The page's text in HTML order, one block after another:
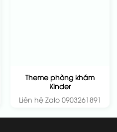
Theme phòng khám
Kinder
Liên hệ Zalo 0903261891